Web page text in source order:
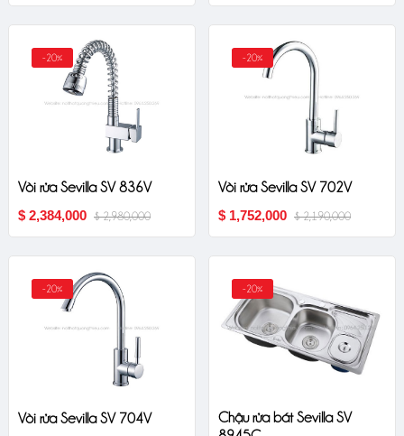
-20%
Vòi rửa Sevilla SV 836V
$ 2,384,000 $ 2,980,000
-20%
Vòi rửa Sevilla SV 702V
$ 1,752,000 $ 2,190,000
-20%
Vòi rửa Sevilla SV 704V
-20%
Chậu rửa bát Sevilla SV